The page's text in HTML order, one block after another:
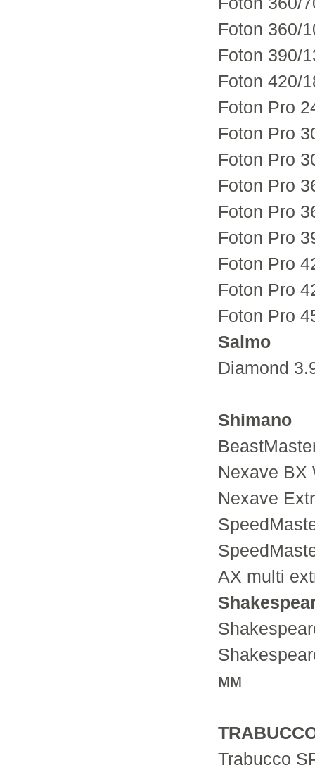
Foton 360/
Foton 390/
Foton 420/
Foton Pro
Foton Pro
Foton Pro
Foton Pro
Foton Pro
Foton Pro
Foton Pro
Foton Pro
Foton Pro
Salmo
Diamond
Shimano
Nexave BX
Nexave
AX multi
мм
Trabucco